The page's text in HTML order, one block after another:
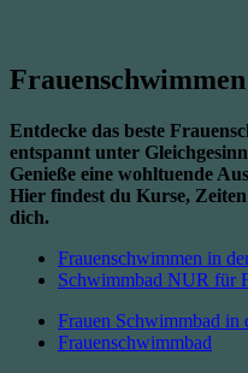
Entdecke das beste
entspannt unter
Genieße eine wohltuende
Hier findest du Kurse,
dich.
Frauenschwimmen in
Schwimmbad NUR für
Frauen Schwimmbad in
Frauenschwimmbad